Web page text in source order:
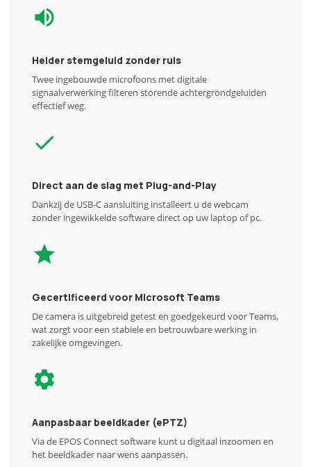
Helder stemgeluid zonder ruis
Twee ingebouwde microfoons met digitale
signaalverwerking filteren storende achtergrondgeluiden
effectief weg.
Direct aan de slag met Plug-and-Play
Dankzij de USB-C aansluiting installeert u de webcam
zonder ingewikkelde software direct op uw laptop of pc.
Gecertificeerd voor Microsoft Teams
De camera is uitgebreid getest en goedgekeurd voor Teams,
wat zorgt voor een stabiele en betrouwbare werking in
zakelijke omgevingen.
Aanpasbaar beeldkader (ePTZ)
Via de EPOS Connect software kunt u digitaal inzoomen en
het beeldkader naar wens aanpassen.